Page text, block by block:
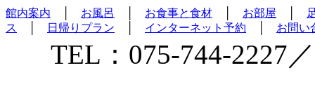
館内案内 お風呂 お食事と食材 お部屋
ス
日帰りプラン インターネット予約 お問い
TEL：075-744-2227